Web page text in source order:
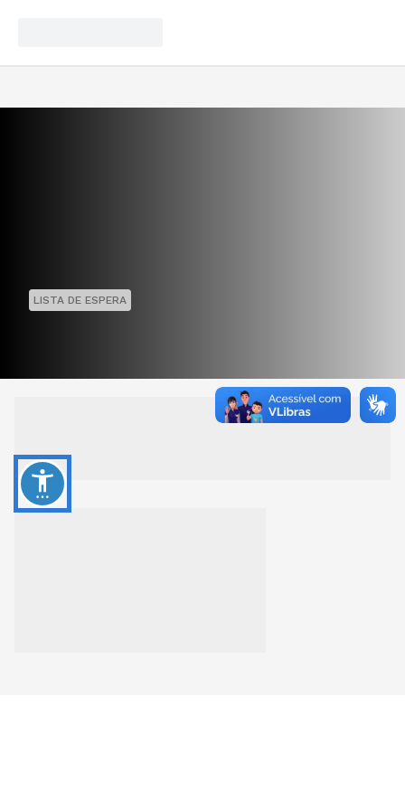
LISTA DE ESPERA